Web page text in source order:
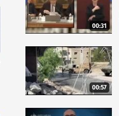
00:31
00:57